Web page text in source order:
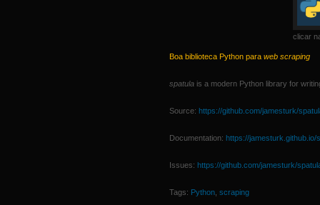
clicar
Boa biblioteca Python para web scraping
spatula is a modern Python library for
Source: https://github.com/jamesturk/
Documentation: https://jamesturk.github.io/
Issues: https://github.com/jamesturk/
Tags: Python scraping